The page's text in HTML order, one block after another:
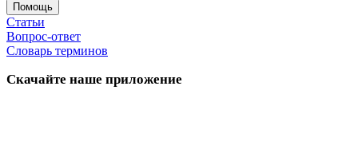
Помощь
Статьи
Вопрос-ответ
Словарь терминов
Скачайте наше приложение